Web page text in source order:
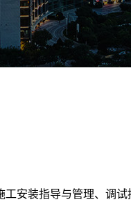
安装指导与管理、调